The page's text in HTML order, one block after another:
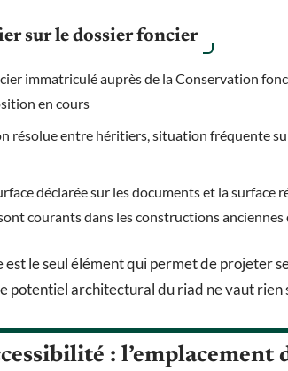
sur le dossier foncier
immatriculé auprès de la Conservation
en cours
résolue entre héritiers, situation fréquente
déclarée sur les documents et la surface
courants dans les constructions anciennes
le seul élément qui permet de projeter
potentiel architectural du riad ne vaut rien
: l’emplacement